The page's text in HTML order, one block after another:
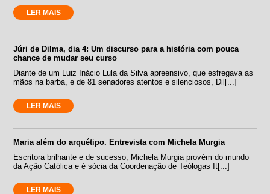
LER MAIS
Júri de Dilma, dia 4: Um discurso para a história com pouca
chance de mudar seu curso
Diante de um Luiz Inácio Lula da Silva apreensivo, que esfregava as
mãos na barba, e de 81 senadores atentos e silenciosos, Dil[...]
LER MAIS
Maria além do arquétipo. Entrevista com Michela Murgia
Escritora brilhante e de sucesso, Michela Murgia provém do mundo
da Ação Católica e é sócia da Coordenação de Teólogas It[...]
LER MAIS